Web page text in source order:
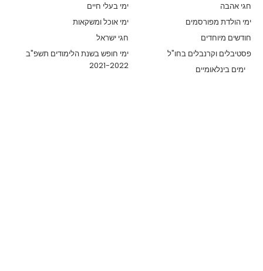
ימי בעלי חיים
חגי אהבה
ימי אוכל ומשקאות
ימי הולדת מפורסמים
חגי ישראל
חודשים מיוחדים
ימי חופש בשנת הלימודים תשפ"ב
2021-2022
פסטיבלים וקרנבלים בחו"ל
ימים בינלאומיים